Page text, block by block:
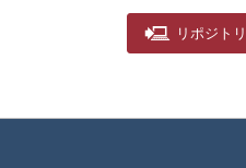
リポジトリ